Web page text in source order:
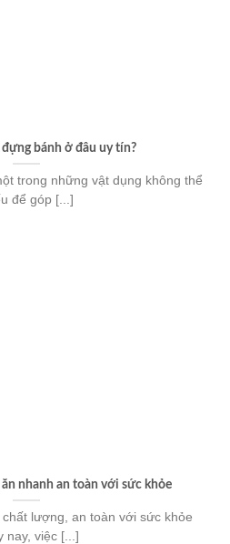
bánh ở đâu uy tín?
trong những vật dụng không thể
để góp [...]
nhanh an toàn với sức khỏe
lượng, an toàn với sức khỏe
nay, việc [...]